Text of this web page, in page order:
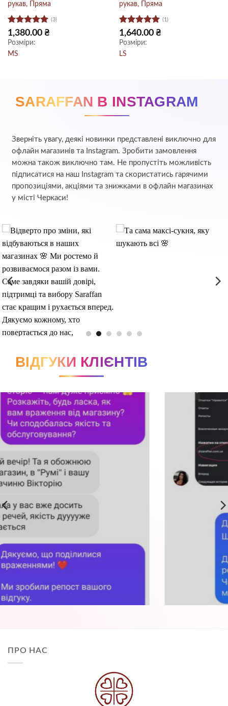
рукав, Пряма
Оцінено в
5з 5
(3)
1,380.00 ₴
Розміри:
MS
рукав, Пряма
Оцінено в
5з 5
(1)
1,640.00 ₴
Розміри:
LS
SARAFFAN В INSTAGRAM
Зверніть увагу, деякі новинки представлені виключно для
офлайн магазинів та Instagram. Зробити замовлення
можна також виключно там. Не пропустіть можливість
підписатися на наш Instagram та скористатись гарячими
пропозиціями, акціями та знижками в офлайн магазинах
у місті Черкаси!
ВІДГУКИ КЛІЄНТІВ
ПРО НАС